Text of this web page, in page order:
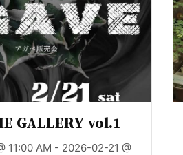
GALLERY vol.1
11:00 AM - 2026-02-21 @